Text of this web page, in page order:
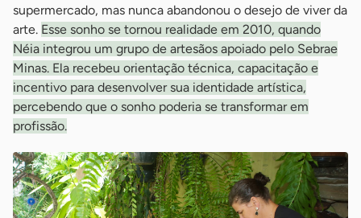
supermercado, mas nunca abandonou o desejo de viver da
arte. Esse sonho se tornou realidade em 2010, quando
Néia integrou um grupo de artesãos apoiado pelo Sebrae
Minas. Ela recebeu orientação técnica, capacitação e
incentivo para desenvolver sua identidade artística,
percebendo que o sonho poderia se transformar em
profissão.